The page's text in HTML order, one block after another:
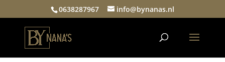
0638287967 info@bynanas.nl